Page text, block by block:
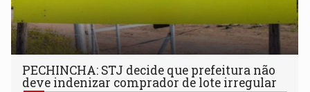
PECHINCHA: STJ decide que prefeitura não
deve indenizar comprador de lote irregular